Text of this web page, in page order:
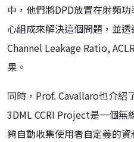
中，他們將DPD放置在射頻
心組成來解決這個問題，並
Channel Leakage Ratio,
果。
同時，Prof. Cavallaro也介紹
3DML CCRI Project是一個無
夠自動收集使用者自定義的資